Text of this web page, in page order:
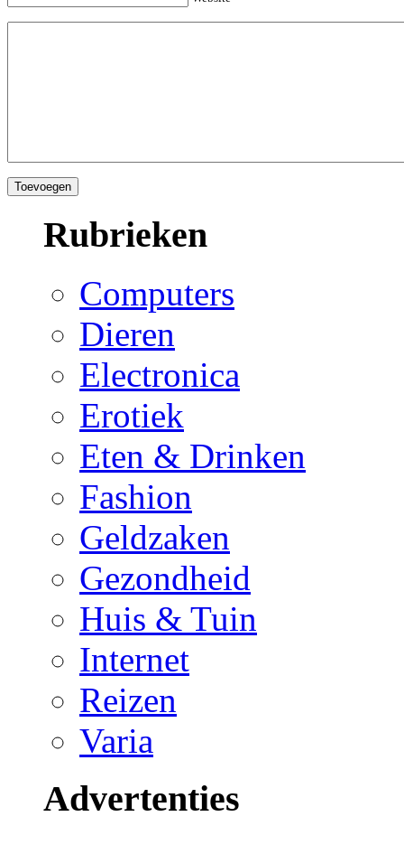
Rubrieken
Computers
Dieren
Electronica
Erotiek
Eten & Drinken
Fashion
Geldzaken
Gezondheid
Huis & Tuin
Internet
Reizen
Varia
Advertenties